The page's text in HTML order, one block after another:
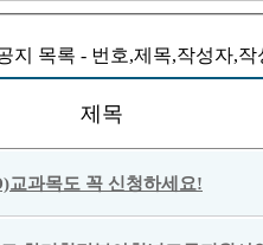
지 목록 - 번호,제목,작성자,
제목
교과목도 꼭 신청하세요!